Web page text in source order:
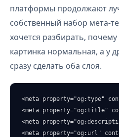
платформы продолжают
собственный набор мета-
хочется разбирать,
картинка нормальная, а у
сразу сделать оба слоя.
<meta property="og:type"
<meta property="og:title"
<meta
<meta property="og:url"